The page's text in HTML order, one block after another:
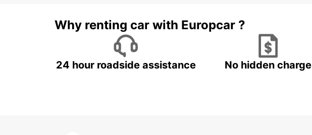
Why renting car with Europcar ?
24 hour roadside assistance No hidden charge